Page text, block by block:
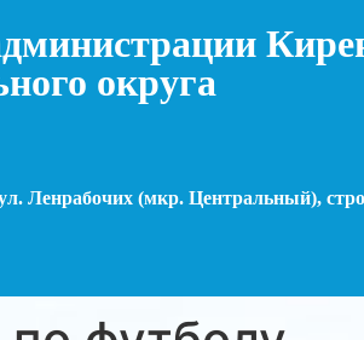
округа
Ленрабочих (мкр. Центральный),